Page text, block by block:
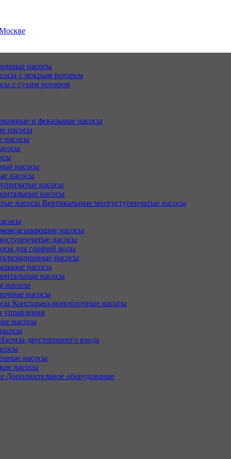
насосы
с мокрым ротором
с сухим ротором
и фекальные насосы
насосы
насосы
насосы
насосы
насосы
насосы
Вертикальные многоступенчатые насосы
насосы
насосы
для горячей воды
насосы
насосы
насосы
насосы
насосы
Консольно-моноблочные насосы
управления
насосы
двустороннего входа
насосы
насосы
Дополнительное оборудование